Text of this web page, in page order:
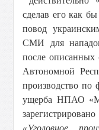
сделав его как
повод
СМИ для
после описанных
Автономной
производство по
ущерба НПАО
«Уголовное